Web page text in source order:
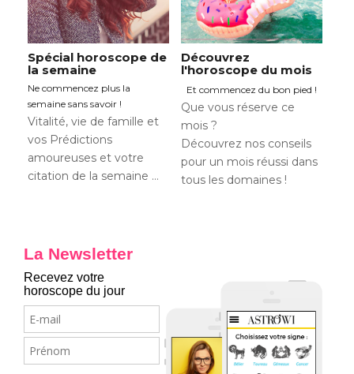
Spécial horoscope de
la semaine
Ne commencez plus la
semaine sans savoir !
Vitalité, vie de famille et
vos Prédictions
amoureuses et votre
citation de la semaine …
Découvrez
l'horoscope du mois
Et commencez du bon pied !
Que vous réserve ce
mois ?
Découvrez nos conseils
pour un mois réussi dans
tous les domaines !
La Newsletter
Recevez votre
horoscope du jour
E-
mail
Prénom